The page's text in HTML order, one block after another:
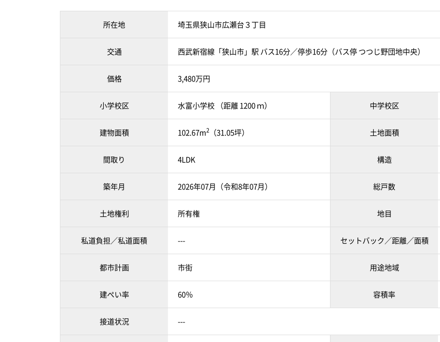
所在地 埼玉県狭山市広瀬台３丁目
交通 西武新宿線「狭山市」駅 バス16分／停歩16分（バス停 つつじ野団地中央）
価格 3,480万円
小学校区 水富小学校 （距離 1200 ｍ） 中学校区
建物面積 102.67m2 （31.05坪） 土地面積
間取り 4LDK 構造
築年月 2026年07月（令和8年07月） 総戸数
土地権利 所有権 地目
私道負担／私道面積 --- セットバック／距離／面積
都市計画 市街 用途地域
建ぺい率 60％ 容積率
接道状況 ---